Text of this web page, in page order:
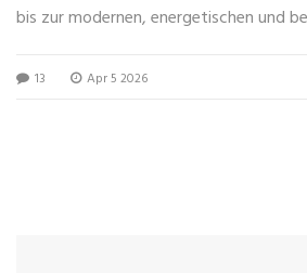
bis zur modernen, energetischen und
13 Apr 5 2026